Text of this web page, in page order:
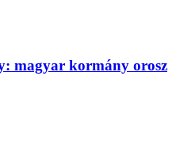
magyar kormány orosz